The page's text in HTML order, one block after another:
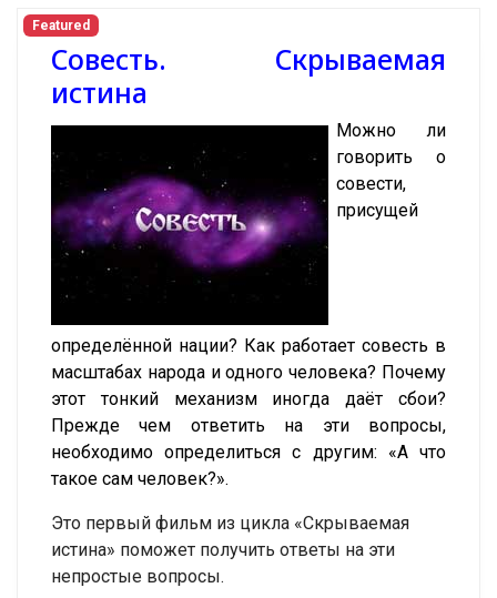
Featured
Совесть. Скрываемая
истина
Можно ли
говорить о
совести,
присущей
определённой нации? Как работает совесть в
масштабах народа и одного человека? Почему
этот тонкий механизм иногда даёт сбои?
Прежде чем ответить на эти вопросы,
необходимо определиться с другим: «А что
такое сам человек?».
Это первый фильм из цикла «Скрываемая
истина» поможет получить ответы на эти
непростые вопросы.